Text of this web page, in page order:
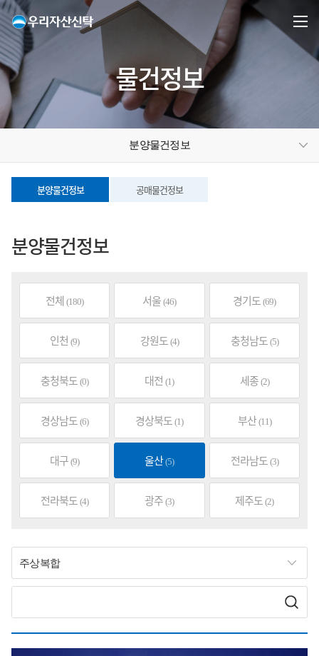
물건정보
분양물건정보
분양물건정보 공매물건정보
분양물건정보
전체 (180) 서울 (46) 경기도 (69)
인천 (9) 강원도 (4) 충청남도 (5)
충청북도 (0) 대전 (1) 세종 (2)
경상남도 (6) 경상북도 (1) 부산 (11)
대구 (9) 울산 (5) 전라남도 (3)
전라북도 (4) 광주 (3) 제주도 (2)
주상복합